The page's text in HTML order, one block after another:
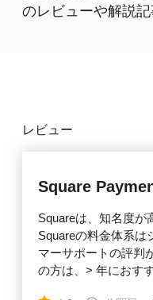
のレビューや解説記
レビュー
Square
Squareは、知名度が
Squareの料金体系は
マーサポートの評判
の方は、> 年におす